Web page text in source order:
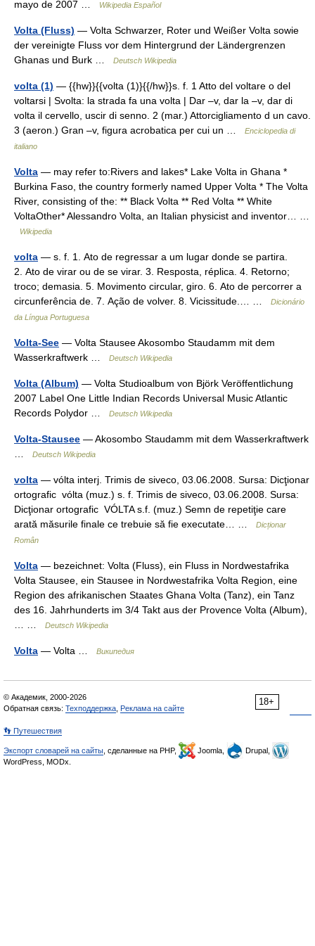
mayo de 2007 …
Wikipedia Español
Volta (Fluss) — Volta Schwarzer, Roter und Weißer Volta sowie
der vereinigte Fluss vor dem Hintergrund der Ländergrenzen
Ghanas und Burk …
Deutsch Wikipedia
volta (1) — {{hw}}{{volta (1)}{{/hw}}s. f. 1 Atto del voltare o del
voltarsi | Svolta: la strada fa una volta | Dar –v, dar la –v, dar di
volta il cervello, uscir di senno. 2 (mar.) Attorcigliamento d un cavo.
3 (aeron.) Gran –v, figura acrobatica per cui un …
Enciclopedia di
italiano
Volta — may refer to:Rivers and lakes* Lake Volta in Ghana *
Burkina Faso, the country formerly named Upper Volta * The Volta
River, consisting of the: ** Black Volta ** Red Volta ** White
VoltaOther* Alessandro Volta, an Italian physicist and inventor… …
Wikipedia
volta — s. f. 1. Ato de regressar a um lugar donde se partira.
2. Ato de virar ou de se virar. 3. Resposta, réplica. 4. Retorno;
troco; demasia. 5. Movimento circular, giro. 6. Ato de percorrer a
circunferência de. 7. Ação de volver. 8. Vicissitude.… …
Dicionário
da Língua Portuguesa
Volta-See — Volta Stausee Akosombo Staudamm mit dem
Wasserkraftwerk …
Deutsch Wikipedia
Volta (Album) — Volta Studioalbum von Björk Veröffentlichung
2007 Label One Little Indian Records Universal Music Atlantic
Records Polydor …
Deutsch Wikipedia
Volta-Stausee — Akosombo Staudamm mit dem Wasserkraftwerk
Deutsch Wikipedia
volta — vólta interj. Trimis de siveco, 03.06.2008. Sursa: Dicţionar
ortografic vólta (muz.) s. f. Trimis de siveco, 03.06.2008. Sursa:
Dicţionar ortografic VÓLTA s.f. (muz.) Semn de repetiţie care
arată măsurile finale ce trebuie să fie executate… …
Dicționar
Român
Volta — bezeichnet: Volta (Fluss), ein Fluss in Nordwestafrika
Volta Stausee, ein Stausee in Nordwestafrika Volta Region, eine
Region des afrikanischen Staates Ghana Volta (Tanz), ein Tanz
des 16. Jahrhunderts im 3/4 Takt aus der Provence Volta (Album),
Deutsch Wikipedia
Volta — Volta … Википедия
18+
© Академик, 2000-2026
Обратная связь: Техподдержка Реклама на сайте
👣 Путешествия
Экспорт словарей на сайты , сделанные на PHP, Joomla,
Drupal,
WordPress, MODx.